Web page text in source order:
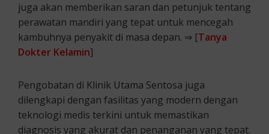
juga akan memberikan saran dan petunjuk tentang
perawatan mandiri yang tepat untuk mencegah
kambuhnya penyakit di masa depan. ⇒ [Tanya
Dokter Kelamin]
Pengobatan di Klinik Utama Sentosa juga
dilengkapi dengan fasilitas yang modern dengan
teknologi medis terkini untuk memastikan
diagnosis yang akurat dan penanganan yang tepat.